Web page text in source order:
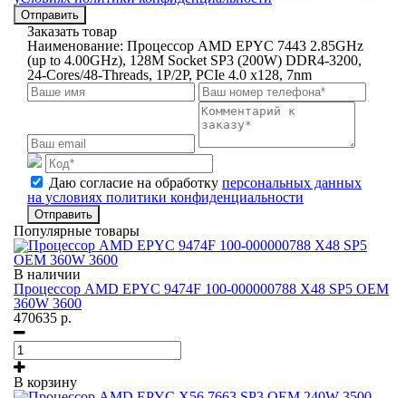
Отправить
Заказать товар
Наименование: Процессор AMD EPYC 7443 2.85GHz
(up to 4.00GHz), 128M Socket SP3 (200W) DDR4-3200,
24-Cores/48-Threads, 1P/2P, PCIe 4.0 x128, 7nm
Даю согласие на обработку персональных данных
на условиях политики конфиденциальности
Отправить
Популярные товары
В наличии
Процессор AMD EPYC 9474F 100-000000788 X48 SP5 OEM
360W 3600
470635 р.
В корзину